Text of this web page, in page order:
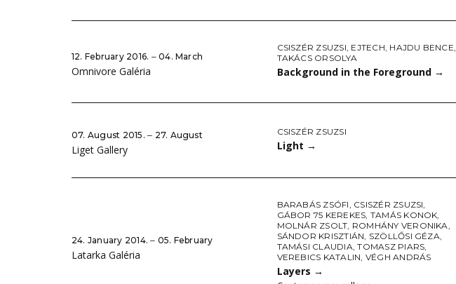
12. February 2016. ‒ 04. March
Omnivore Galéria
CSISZÉR ZSUZSI, EJTECH, HAJDU BENCE,
TAKÁCS ORSOLYA
Background in the Foreground →
07. August 2015. ‒ 27. August
Liget Gallery
CSISZÉR ZSUZSI
Light →
24. January 2014. ‒ 05. February
Latarka Galéria
BARABÁS ZSÓFI, CSISZÉR ZSUZSI,
GÁBOR 75 KEREKES, TAMÁS KONOK,
MOLNÁR ZSOLT, ROMHÁNY VERONIKA,
SÁNDOR KRISZTIÁN, SZÖLLŐSI GÉZA,
TAMÁSI CLAUDIA,TOMASZ PIARS,
VEREBICS KATALIN, VÉGH ANDRÁS
Layers →